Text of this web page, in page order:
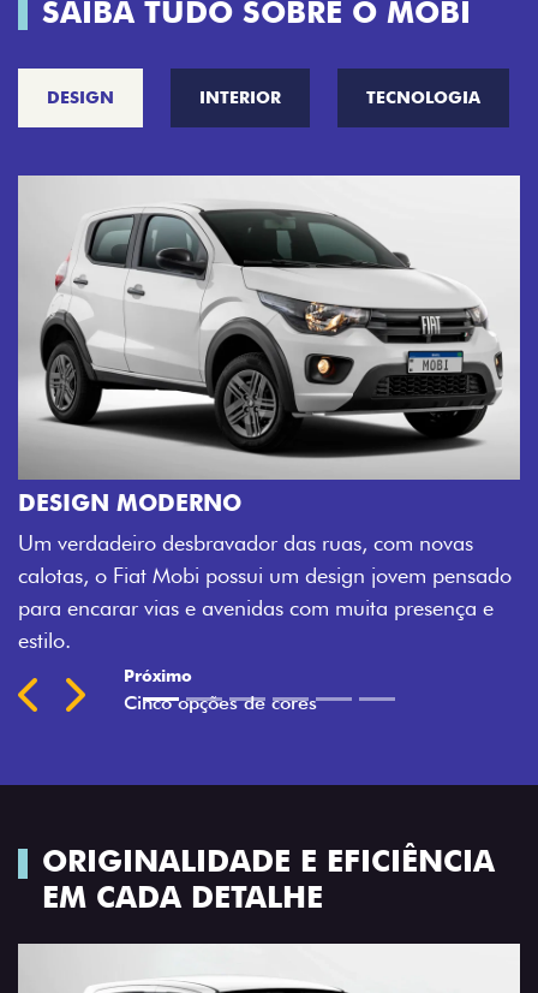
SAIBA TUDO SOBRE O MOBI
DESIGN INTERIOR TECNOLOGIA
com novas
jovem pensado
muita presença e
CINCO OPÇÕES DE CORES
O Fiat Mobi tem sempre uma
sua cara. Escolha entre o Preto
Montecarlo, Branco Banchisa, Prata
Silverstone.
ORIGINALIDADE E EFICIÊNCIA
EM CADA DETALHE